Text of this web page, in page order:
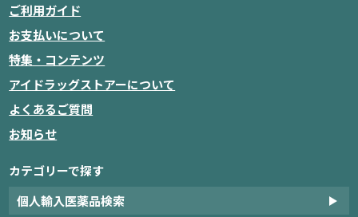
ご利用ガイド
お支払いについて
特集・コンテンツ
アイドラッグストアーについて
よくあるご質問
お知らせ
カテゴリーで探す
個人輸入医薬品検索